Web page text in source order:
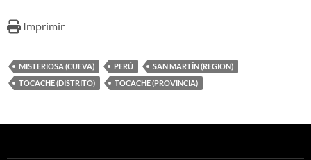
Imprimir
MISTERIOSA (CUEVA) PERÚ
SAN MARTÍN (REGION)
TOCACHE (DISTRITO)
TOCACHE (PROVINCIA)